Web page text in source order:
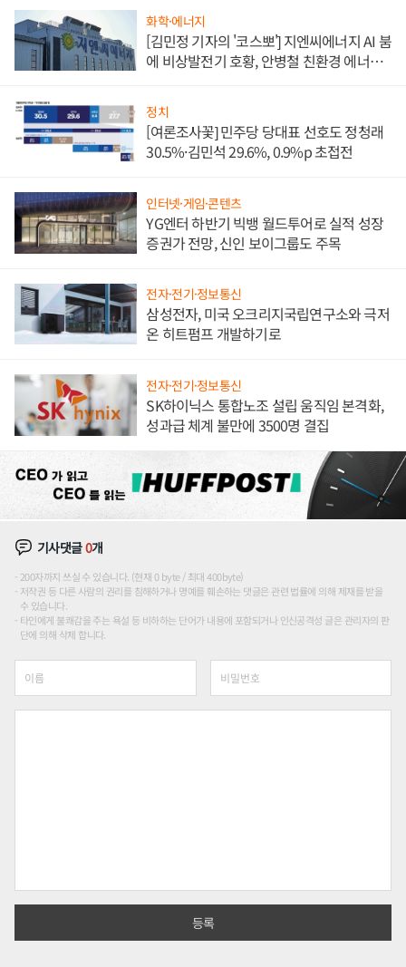
화학·에너지
[김민정 기자의 '코스뽀'] 지엔씨에너지 AI 붐
에 비상발전기 호황, 안병철 친환경 에너지
정치
[여론조사꽃] 민주당 당대표 선호도 정청래
30.5%·김민석 29.6%, 0.9%p 초접전
인터넷·게임·콘텐츠
YG엔터 하반기 빅뱅 월드투어로 실적 성장
증권가 전망, 신인 보이그룹도 주목
전자·전기·정보통신
삼성전자, 미국 오크리지국립연구소와 극저
온 히트펌프 개발하기로
전자·전기·정보통신
SK하이닉스 통합노조 설립 움직임 본격화,
성과급 체계 불만에 3500명 결집
기사댓글0개
200자까지 쓰실 수 있습니다. (현재 0 byte / 최대 400byte)
저작권 등 다른 사람의 권리를 침해하거나 명예를 훼손하는 댓글은 관련 법률에 의해 제재를 받을
수 있습니다.
타인에게 불쾌감을 주는 욕설 등 비하하는 단어가 내용에 포함되거나 인신공격성 글은 관리자의 판
단에 의해 삭제 합니다.